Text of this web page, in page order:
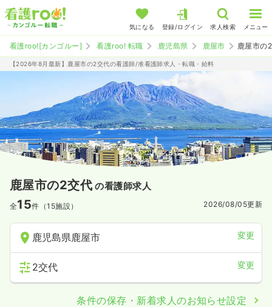
気になる 登録/ログイン 求人検索 メニュー
看護roo![カンゴルー] 看護roo! 転職 鹿児島県 鹿屋市 鹿屋市の
【2026年8月最新】鹿屋市の2交代の看護師/准看護師求人・転職・給料
鹿屋市の2交代 の看護師求人
全15件（15施設） 2026/08/05更新
鹿児島県鹿屋市 変更
2交代 変更
条件の保存・新着求人のお知らせ設定